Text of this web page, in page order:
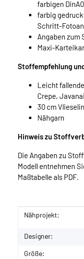
farbigen
farbig
Schritt-
Angaben zum
Maxi-
Stoffempfehlung
Leicht
Crepe,
30 cm
Nähgarn
Hinweis zu
Die Angaben zu
Modell entnehmen
Maßtabelle als PDF.
Wert
Nähprojekt:
Designer:
Größe: